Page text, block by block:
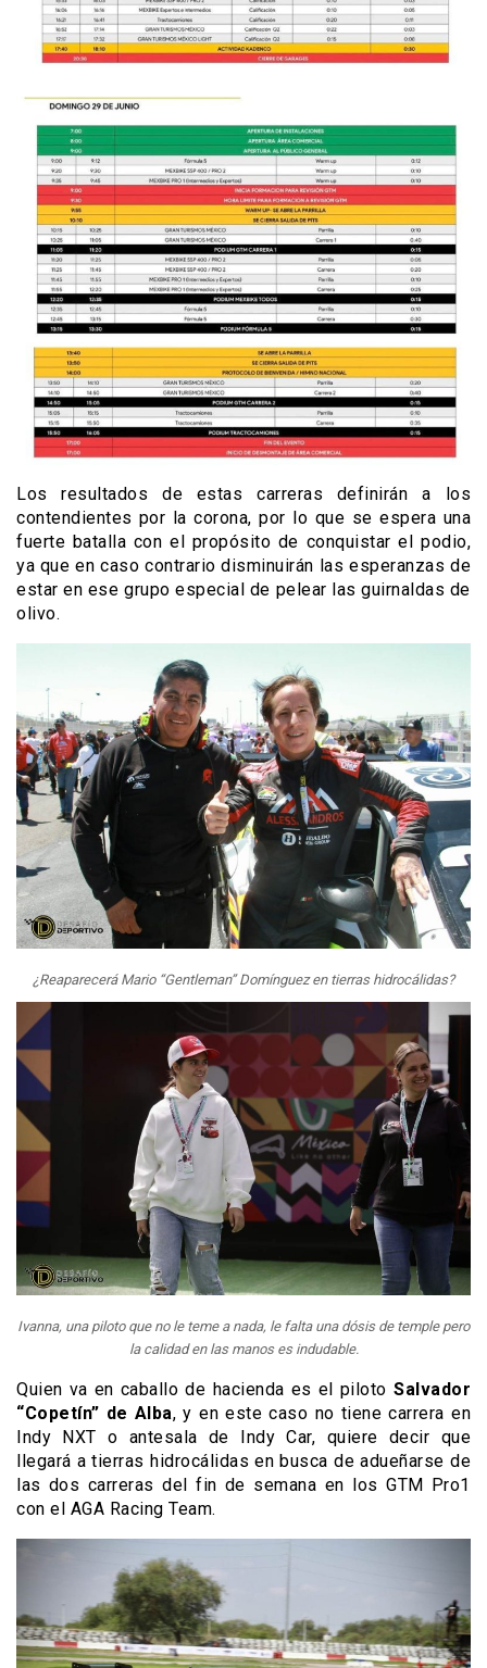
Los resultados de estas carreras definirán a los
contendientes por la corona, por lo que se espera una
fuerte batalla con el propósito de conquistar el podio,
ya que en caso contrario disminuirán las esperanzas de
estar en ese grupo especial de pelear las guirnaldas de
olivo.
¿Reaparecerá Mario “Gentleman” Domínguez en tierras hidrocálidas?
Ivanna, una piloto que no le teme a nada, le falta una dósis de temple pero
la calidad en las manos es indudable.
Quien va en caballo de hacienda es el piloto Salvador
“Copetín” de Alba, y en este caso no tiene carrera en
Indy NXT o antesala de Indy Car, quiere decir que
llegará a tierras hidrocálidas en busca de adueñarse de
las dos carreras del fin de semana en los GTM Pro1
con el AGA Racing Team.